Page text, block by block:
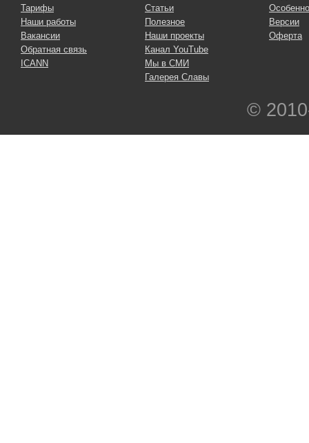
Тарифы
Наши работы
Вакансии
Обратная связь
ICANN
Статьи
Полезное
Наши проекты
Канал YouTube
Мы в СМИ
Галерея Славы
Версии
Оферта
©